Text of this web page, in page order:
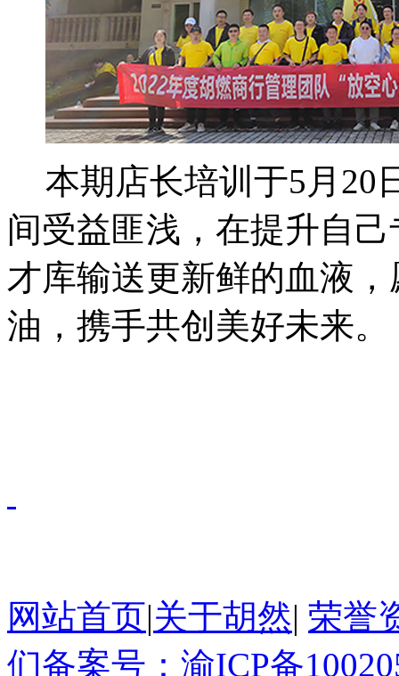
本期店长培训于5 月 20
间受益匪浅，在提升自
才库输送更新鲜的血液
油，携手共创美好未来。
网站首页|关于胡然| 荣誉
们备案号：渝ICP备